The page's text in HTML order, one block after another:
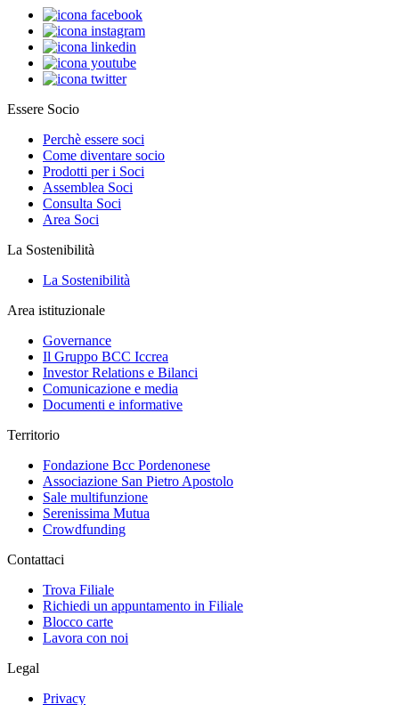
Essere Socio
Perchè essere soci
Come diventare socio
Prodotti per i Soci
Assemblea Soci
Consulta Soci
Area Soci
La Sostenibilità
La Sostenibilità
Area istituzionale
Governance
Il Gruppo BCC Iccrea
Investor Relations e Bilanci
Comunicazione e media
Documenti e informative
Territorio
Fondazione Bcc Pordenonese
Associazione San Pietro Apostolo
Sale multifunzione
Serenissima Mutua
Crowdfunding
Contattaci
Trova Filiale
Richiedi un appuntamento in Filiale
Blocco carte
Lavora con noi
Legal
Privacy